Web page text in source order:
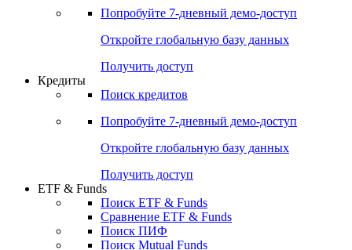
Поиск акций
Российские IPO/SPO
Попробуйте7-дневный
Откройте глобальную базу данных
Получить доступ
Поиск кредитов
Попробуйте7-дневный
Откройте глобальную базу данных
Получить доступ
ETF & Funds